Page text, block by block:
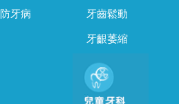
牙病 牙齒鬆動
牙齦萎縮